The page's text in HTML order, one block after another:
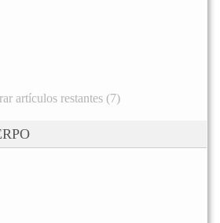
artículos restantes (7)